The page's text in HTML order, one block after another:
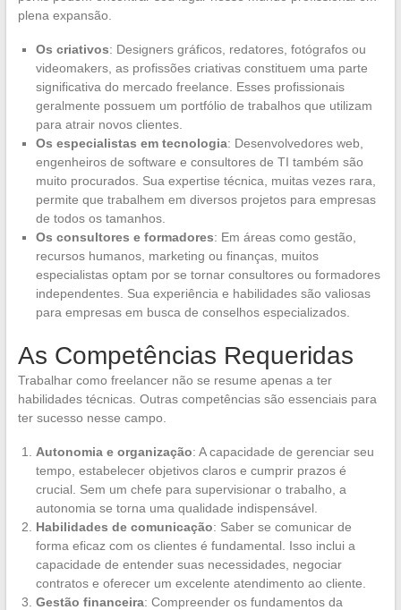
plena expansão.
Os criativos: Designers gráficos, redatores, fotógrafos ou
videomakers, as profissões criativas constituem uma parte
significativa do mercado freelance. Esses profissionais
geralmente possuem um portfólio de trabalhos que utilizam
para atrair novos clientes.
Os especialistas em tecnologia: Desenvolvedores web,
engenheiros de software e consultores de TI também são
muito procurados. Sua expertise técnica, muitas vezes rara,
permite que trabalhem em diversos projetos para empresas
de todos os tamanhos.
Os consultores e formadores: Em áreas como gestão,
recursos humanos, marketing ou finanças, muitos
especialistas optam por se tornar consultores ou formadores
independentes. Sua experiência e habilidades são valiosas
para empresas em busca de conselhos especializados.
As Competências Requeridas
Trabalhar como freelancer não se resume apenas a ter
habilidades técnicas. Outras competências são essenciais para
ter sucesso nesse campo.
Autonomia e organização: A capacidade de gerenciar seu
tempo, estabelecer objetivos claros e cumprir prazos é
crucial. Sem um chefe para supervisionar o trabalho, a
autonomia se torna uma qualidade indispensável.
Habilidades de comunicação: Saber se comunicar de
forma eficaz com os clientes é fundamental. Isso inclui a
capacidade de entender suas necessidades, negociar
contratos e oferecer um excelente atendimento ao cliente.
Gestão financeira: Compreender os fundamentos da